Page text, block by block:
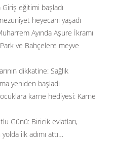
Giriş eğitimi başladı
heyecanı yaşadı
Ayında Aşure İkramı
ve Bahçelere meyve
dikkatine: Sağlık
yeniden başladı
karne hediyesi: Karne
Günü: Biricik evlatları,
ilk adımı attı…